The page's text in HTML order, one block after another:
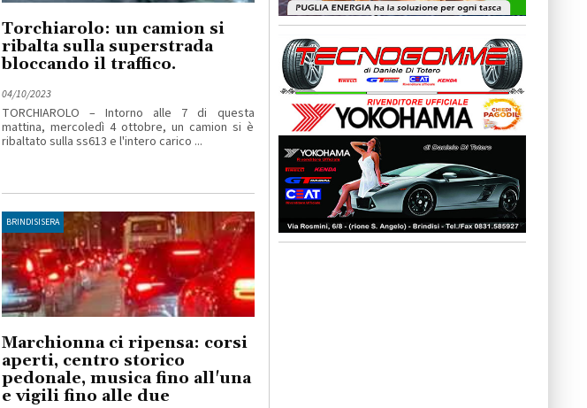
Torchiarolo: un camion si
ribalta sulla superstrada
bloccando il traffico.
04/10/2023
TORCHIAROLO – Intorno alle 7 di questa
mattina, mercoledì 4 ottobre, un camion si è
ribaltato sulla ss613 e l'intero carico ...
BRINDISISERA
Marchionna ci ripensa: corsi
aperti, centro storico
pedonale, musica fino all'una
e vigili fino alle due